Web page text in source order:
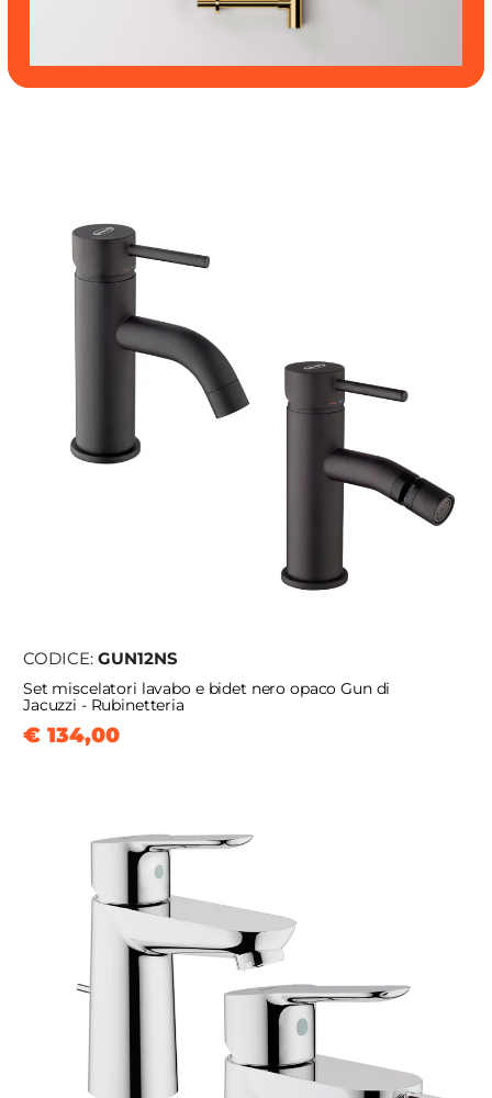
CODICE: GUN12NS
Set miscelatori lavabo e bidet nero opaco Gun di
Jacuzzi - Rubinetteria
€ 134,00